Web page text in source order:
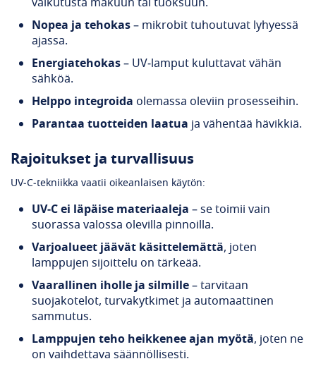
Nopea ja tehokas– mikrobit tuhoutuvat lyhyessä
ajassa.
Energiatehokas– UV‑lamput kuluttavat vähän
sähköä.
Helppo integroida olemassa oleviin prosesseihin.
Parantaa tuotteiden laatua ja vähentää hävikkiä.
Rajoitukset ja turvallisuus
UV‑C‑tekniikka vaatii oikeanlaisen käytön:
UV‑C ei läpäise materiaaleja – se toimii vain
suorassa valossa olevilla pinnoilla.
Varjoalueet jäävät käsittelemättä, joten
lamppujen sijoittelu on tärkeää.
Vaarallinen iholle ja silmille– tarvitaan
suojakotelot, turvakytkimet ja automaattinen
sammutus.
Lamppujen teho heikkenee ajan myötä, joten ne
on vaihdettava säännöllisesti.